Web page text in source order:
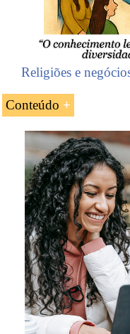
Religiões e
Conteúdo
Introdução à
O Patriarca
As características
Maronita
Os maronitas no
Carlos Slim